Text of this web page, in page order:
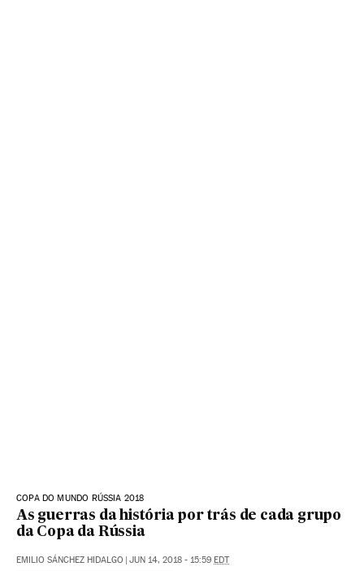
COPA DO MUNDO RÚSSIA 2018
As guerras da história por trás de cada grupo
da Copa da Rússia
EMILIO SÁNCHEZ HIDALGO | JUN 14, 2018 - 15:59 EDT